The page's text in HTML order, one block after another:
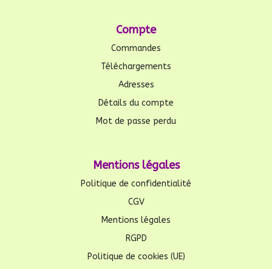
Compte
Commandes
Téléchargements
Adresses
Détails du compte
Mot de passe perdu
Mentions légales
Politique de confidentialité
CGV
Mentions légales
RGPD
Politique de cookies (UE)